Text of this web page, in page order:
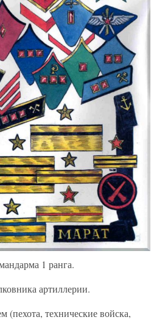
1 ранга.
артиллерии.
(пехота, технические войска,